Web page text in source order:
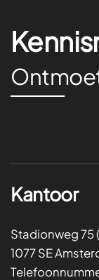
Kantoor
Stadionweg 75
1077 SE